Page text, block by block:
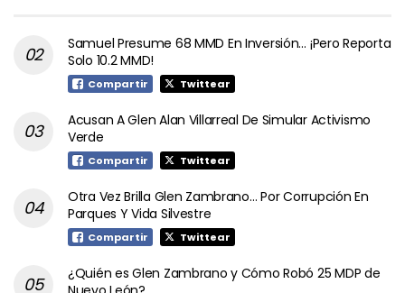
Samuel Presume 68 MMD En Inversión… ¡Pero Reporta
Solo 10.2 MMD!
Compartir Twittear
Acusan A Glen Alan Villarreal De Simular Activismo
Verde
Compartir Twittear
Otra Vez Brilla Glen Zambrano… Por Corrupción En
Parques Y Vida Silvestre
Compartir Twittear
¿Quién es Glen Zambrano y Cómo Robó 25 MDP de